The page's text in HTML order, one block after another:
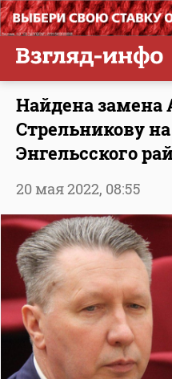
Найдена замена
Стрельникову
Энгельсского
20 мая 2022, 08:55